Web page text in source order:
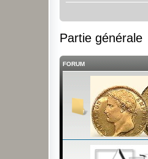
Partie générale
FORUM